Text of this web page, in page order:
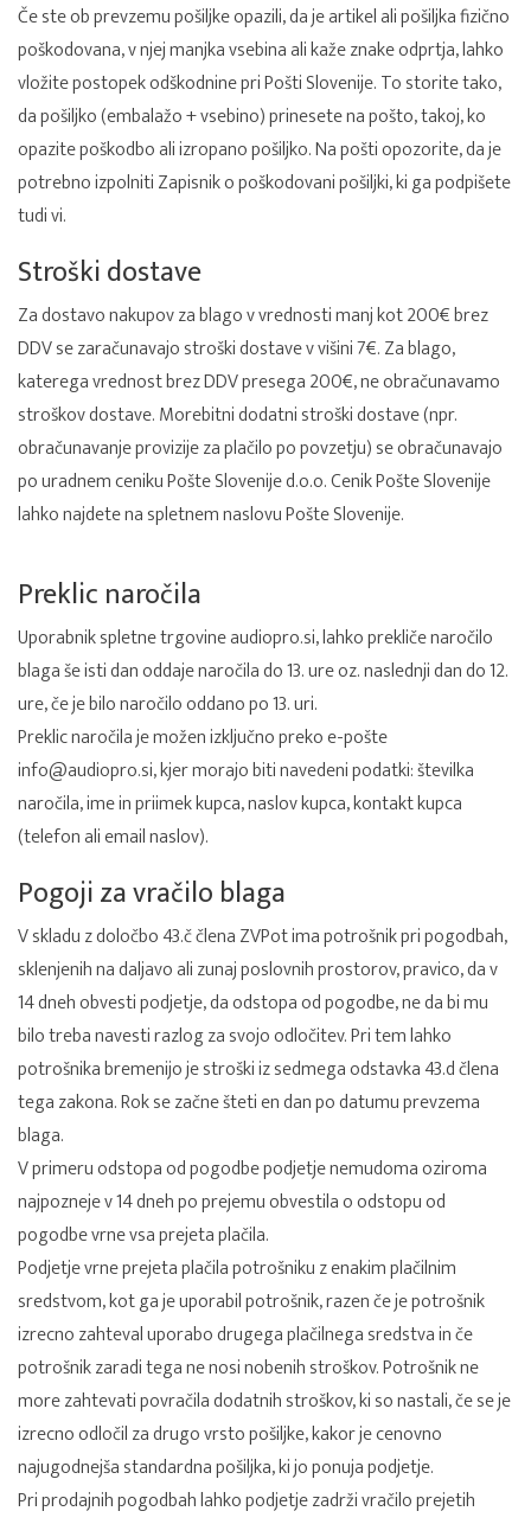
Če ste ob prevzemu pošiljke opazili, da je artikel ali pošiljka fizično
poškodovana, v njej manjka vsebina ali kaže znake odprtja, lahko
vložite postopek odškodnine pri Pošti Slovenije. To storite tako,
da pošiljko (embalažo + vsebino) prinesete na pošto, takoj, ko
opazite poškodbo ali izropano pošiljko. Na pošti opozorite, da je
potrebno izpolniti Zapisnik o poškodovani pošiljki, ki ga podpišete
tudi vi.
Stroški dostave
Za dostavo nakupov za blago v vrednosti manj kot 200€ brez
DDV se zaračunavajo stroški dostave v višini 7€. Za blago,
katerega vrednost brez DDV presega 200€, ne obračunavamo
stroškov dostave. Morebitni dodatni stroški dostave (npr.
obračunavanje provizije za plačilo po povzetju) se obračunavajo
po uradnem ceniku Pošte Slovenije d.o.o. Cenik Pošte Slovenije
lahko najdete naspletnem naslovu Pošte Slovenije.
Preklic naročila
Uporabnik spletne trgovine audiopro.si, lahko prekliče naročilo
blaga še isti dan oddaje naročila do 13. ure oz. naslednji dan do 12.
ure, če je bilo naročilo oddano po 13. uri.
Preklic naročila je možen izključno preko e-pošte
info@audiopro.si, kjer morajo biti navedeni podatki: številka
naročila, ime in priimek kupca, naslov kupca, kontakt kupca
(telefon ali email naslov).
Pogoji za vračilo blaga
V skladu z določbo 43.č člena ZVPot ima potrošnik pri pogodbah,
sklenjenih na daljavo ali zunaj poslovnih prostorov, pravico, da v
14 dneh obvesti podjetje, da odstopa od pogodbe, ne da bi mu
bilo treba navesti razlog za svojo odločitev. Pri tem lahko
potrošnika bremenijo je stroški iz sedmega odstavka 43.d člena
tega zakona. Rok se začne šteti en dan po datumu prevzema
blaga.
V primeru odstopa od pogodbe podjetje nemudoma oziroma
najpozneje v 14 dneh po prejemu obvestila o odstopu od
pogodbe vrne vsa prejeta plačila.
Podjetje vrne prejeta plačila potrošniku z enakim plačilnim
sredstvom, kot ga je uporabil potrošnik, razen če je potrošnik
izrecno zahteval uporabo drugega plačilnega sredstva in če
potrošnik zaradi tega ne nosi nobenih stroškov. Potrošnik ne
more zahtevati povračila dodatnih stroškov, ki so nastali, če se je
izrecno odločil za drugo vrsto pošiljke, kakor je cenovno
najugodnejša standardna pošiljka, ki jo ponuja podjetje.
Pri prodajnih pogodbah lahko podjetje zadrži vračilo prejetih